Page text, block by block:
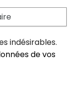
indésirables.
de vos